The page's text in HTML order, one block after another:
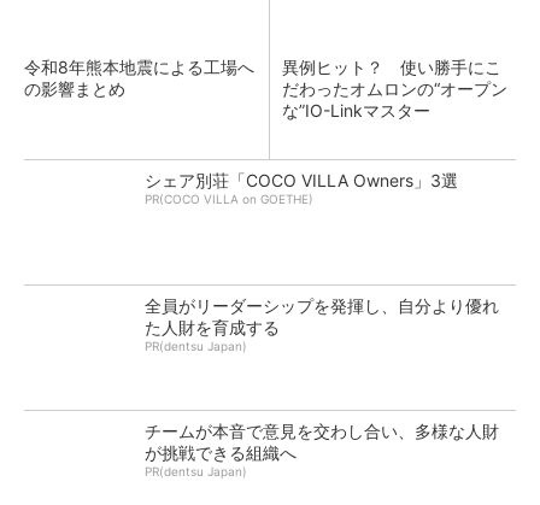
令和8年熊本地震による工場へ
の影響まとめ
異例ヒット？ 使い勝手にこ
だわったオムロンの“オープン
な”IO-Linkマスター
シェア別荘「COCO VILLA Owners」3選
PR(COCO VILLA on GOETHE)
全員がリーダーシップを発揮し、自分より優れ
た人財を育成する
PR(dentsu Japan)
チームが本音で意見を交わし合い、多様な人財
が挑戦できる組織へ
PR(dentsu Japan)